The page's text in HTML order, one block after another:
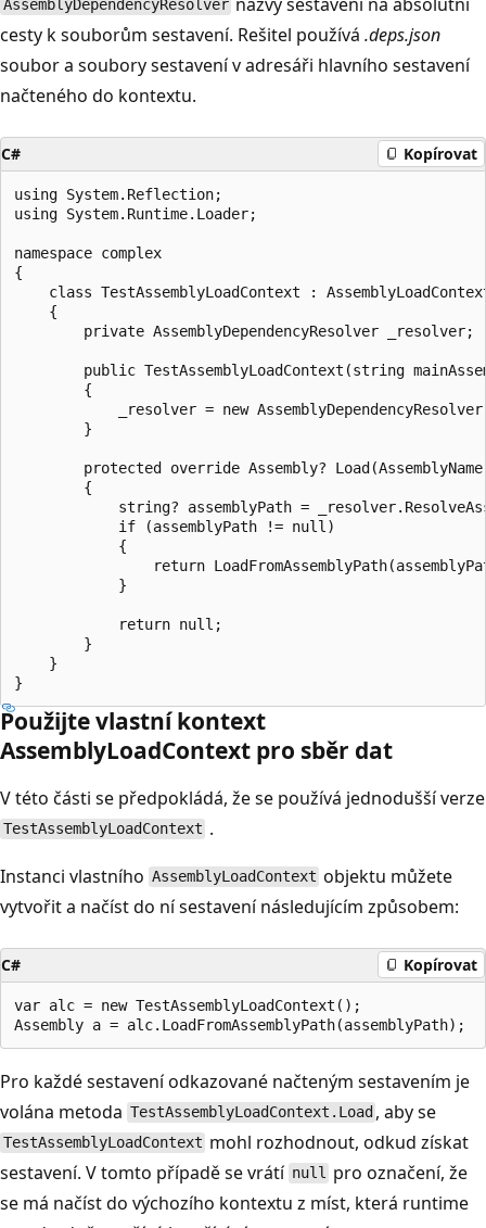
AssemblyDependencyResolver
cesty k souborům sestavení. Rešitel používá .deps.json
soubor a soubory sestavení v adresáři hlavního sestavení
načteného do kontextu.
C# Kopírovat
using System.Reflection;
using System.Runtime.Loader;
namespace complex
{
class TestAssemblyLoadContext :
    {
        private AssemblyDependencyResolver _resolver;
public TestAssemblyLoadContext(string
        {
_resolver = new
        }
protected override Assembly?
        {
string? assemblyPath =
            if (assemblyPath != null)
            {
return
            }
            return null;
        }
    }
Použijte vlastní kontext
AssemblyLoadContext pro sběr dat
V této části se předpokládá, že se používá jednodušší verze
TestAssemblyLoadContext .
Instanci vlastního AssemblyLoadContext objektu můžete
vytvořit a načíst do ní sestavení následujícím způsobem:
C# Kopírovat
var alc = new TestAssemblyLoadContext();
Pro každé sestavení odkazované načteným sestavením je
volána metoda TestAssemblyLoadContext.Load , aby se
TestAssemblyLoadContext mohl rozhodnout, odkud získat
sestavení. V tomto případě se vrátí null pro označení, že
se má načíst do výchozího kontextu z míst, která runtime